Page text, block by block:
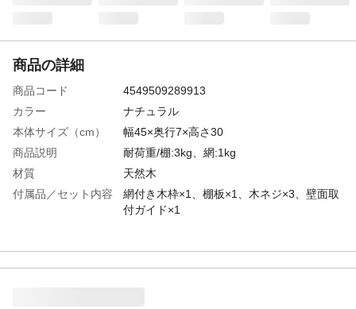
商品の詳細
商品コード
4549509289913
カラー
ナチュラル
本体サイズ（cm）
幅45×奥行7×高さ30
商品説明
耐荷重/棚:3kg、網:1kg
材質
天然木
付属品／セット内容
網付き木枠×1、棚板×1、木ネジ×3、壁面取
付ガイド×1